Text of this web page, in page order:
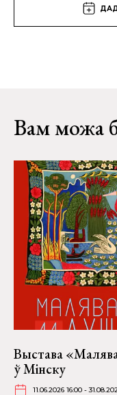
Вам можа
Выстава
ў Мінску
11.06.2026 16:00 -